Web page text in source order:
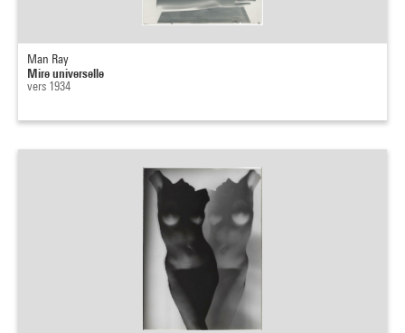
Man Ray
Mire universelle
vers 1934